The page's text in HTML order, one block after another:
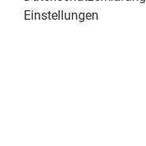
Einstellungen